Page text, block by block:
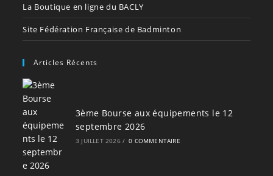
La Boutique en ligne du BACLY
Site Fédération Française de Badminton
Articles Récents
3ème Bourse aux équipements le 12
septembre 2026
3 JUILLET 2026 / 0 COMMENTAIRE